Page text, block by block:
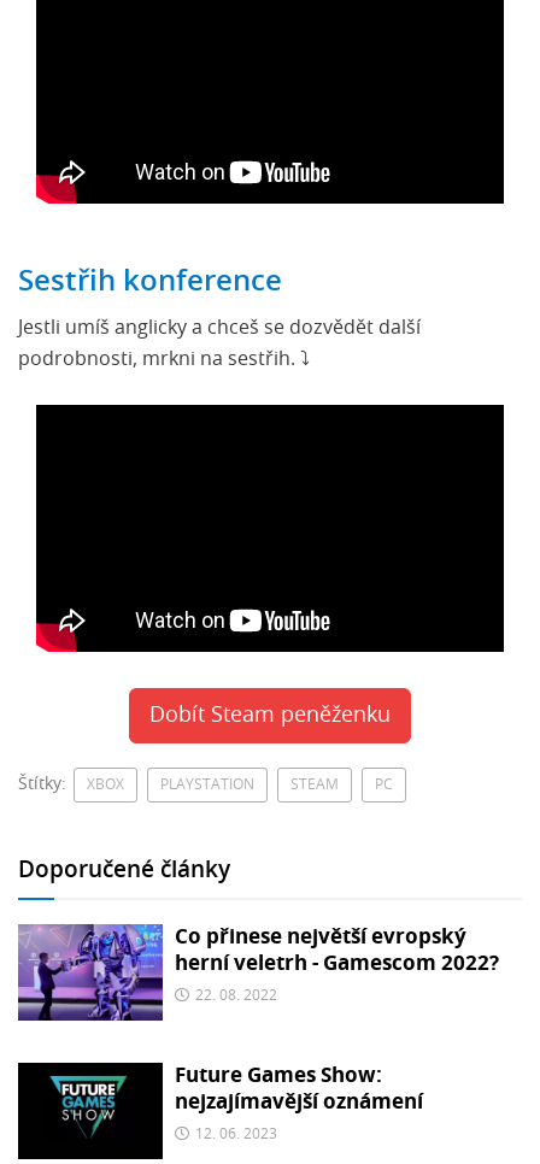
Sestřih konference
Jestli umíš anglicky a chceš se dozvědět další
podrobnosti, mrkni na sestřih. ⤵️
Dobít Steam peněženku
Štítky: XBOX PLAYSTATION STEAM PC
Doporučené články
Co přinese největší evropský
herní veletrh - Gamescom 2022?
22. 08. 2022
Future Games Show:
nejzajímavější oznámení
12. 06. 2023